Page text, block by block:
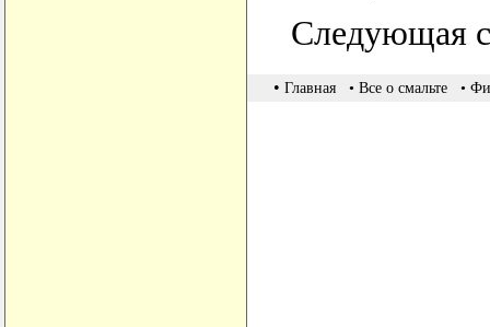
Следующая
• Главная • Все о смальте •